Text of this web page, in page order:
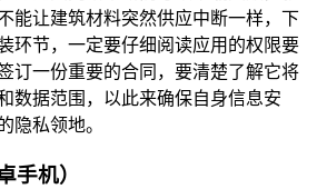
能让建筑材料突然供应中断一样，下
环节，一定要仔细阅读应用的权限要
订一份重要的合同，要清楚了解它将
数据范围，以此来确保自身信息安
隐私领地。
手机）